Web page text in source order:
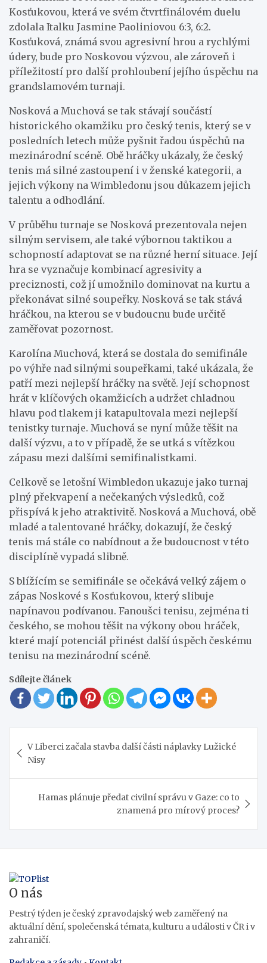
Kosťukovou, která ve svém čtvrtfinálovém duelu
zdolala Italku Jasmine Paoliniovou 6:3, 6:2.
Kosťuková, známá svou agresivní hrou a rychlými
údery, bude pro Noskovou výzvou, ale zároveň i
příležitostí pro další prohloubení jejího úspěchu na
grandslamovém turnaji.
Nosková a Muchová se tak stávají součástí
historického okamžiku pro český tenis, který se v
posledních letech může pyšnit řadou úspěchů na
mezinárodní scéně. Obě hráčky ukázaly, že český
tenis má silné zastoupení i v ženské kategorii, a
jejich výkony na Wimbledonu jsou důkazem jejich
talentu a odhodlání.
V průběhu turnaje se Nosková prezentovala nejen
silným servisem, ale také výbornou taktikou a
schopností adaptovat se na různé herní situace. Její
hra se vyznačuje kombinací agresivity a
preciznosti, což jí umožnilo dominovat na kurtu a
překonávat silné soupeřky. Nosková se tak stává
hráčkou, na kterou se v budoucnu bude určitě
zaměřovat pozornost.
Karolína Muchová, která se dostala do semifinále
po výhře nad silnými soupeřkami, také ukázala, že
patří mezi nejlepší hráčky na světě. Její schopnost
hrát v klíčových okamžicích a udržet chladnou
hlavu pod tlakem ji katapultovala mezi nejlepší
tenistky turnaje. Muchová se nyní může těšit na
další výzvu, a to v případě, že se utká s vítězkou
zápasu mezi dalšími semifinalistkami.
Celkově se letošní Wimbledon ukazuje jako turnaj
plný překvapení a nečekaných výsledků, což
přispívá k jeho atraktivitě. Nosková a Muchová, obě
mladé a talentované hráčky, dokazují, že český
tenis má stále co nabídnout a že budoucnost v této
disciplíně vypadá slibně.
S blížícím se semifinále se očekává velký zájem o
zápas Noskové s Kosťukovou, který slibuje
napínavou podívanou. Fanoušci tenisu, zejména ti
českého, se mohou těšit na výkony obou hráček,
které mají potenciál přinést další úspěch českému
tenisu na mezinárodní scéně.
Sdílejte článek
pro
příspěvek
V Liberci začala stavba další části náplavky Lužické
Nisy
Hamas plánuje předat civilní správu v Gaze: co to
znamená pro mírový proces?
O nás
Pestrý týden je český zpravodajský web zaměřený na
aktuální dění, společenská témata, kulturu a události v ČR i v
zahraničí.